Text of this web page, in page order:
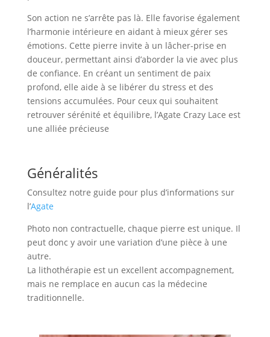
Son action ne s’arrête pas là. Elle favorise également
l’harmonie intérieure en aidant à mieux gérer ses
émotions. Cette pierre invite à un lâcher-prise en
douceur, permettant ainsi d’aborder la vie avec plus
de confiance. En créant un sentiment de paix
profond, elle aide à se libérer du stress et des
tensions accumulées. Pour ceux qui souhaitent
retrouver sérénité et équilibre, l’Agate Crazy Lace est
une alliée précieuse
Généralités
Consultez notre guide pour plus d’informations sur
l’Agate
Photo non contractuelle, chaque pierre est unique. Il
peut donc y avoir une variation d’une pièce à une
autre.
La lithothérapie est un excellent accompagnement,
mais ne remplace en aucun cas la médecine
traditionnelle.